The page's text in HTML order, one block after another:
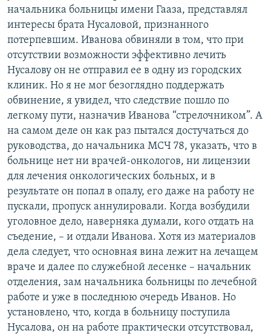
начальника больницы имени Гааза, представлял
интересы брата Нусаловой, признанного
потерпевшим. Иванова обвиняли в том, что при
отсутствии возможности эффективно лечить
Нусалову он не отправил ее в одну из городских
клиник. Но я не мог безоглядно поддержать
обвинение, я увидел, что следствие пошло по
легкому пути, назначив Иванова “стрелочником”. А
на самом деле он как раз пытался достучаться до
руководства, до начальника МСЧ 78, указать, что в
больнице нет ни врачей-онкологов, ни лицензии
для лечения онкологических больных, и в
результате он попал в опалу, его даже на работу не
пускали, пропуск аннулировали. Когда возбудили
уголовное дело, наверняка думали, кого отдать на
съедение, – и отдали Иванова. Хотя из материалов
дела следует, что основная вина лежит на лечащем
враче и далее по служебной лесенке – начальник
отделения, зам начальника больницы по лечебной
работе и уже в последнюю очередь Иванов. Но
установлено, что, когда в больницу поступила
Нусалова, он на работе практически отсутствовал,